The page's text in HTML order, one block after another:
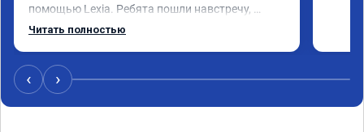
помощью Lexia. Ребята пошли навстречу,
оперативно приняли и за час отшили как
Читать полностью
‹ ›